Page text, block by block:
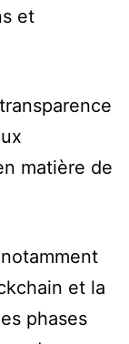
et
matière de
et la
phases